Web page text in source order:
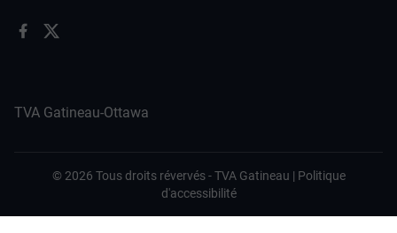
TVA Gatineau-Ottawa
© 2026 Tous droits révervés -TVA Gatineau | Politique
d'accessibilité